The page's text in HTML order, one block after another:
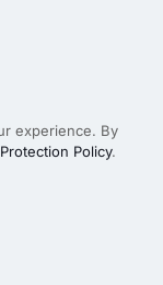
2026
experience. By
Policy.